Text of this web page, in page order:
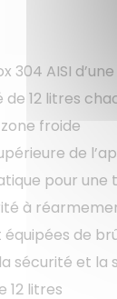
304 AISI
de 12 litres
froide
de
pour
à
équipées de
sécurité et la
12 litres